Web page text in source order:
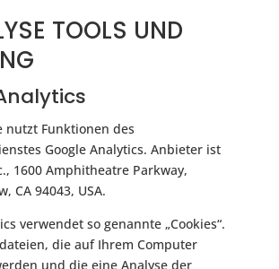
TOOLS UND
nutzt Funktionen des
Google Analytics. Anbieter ist
1600 Amphitheatre Parkway,
CA 94043, USA.
verwendet so genannte „Cookies“.
die auf Ihrem Computer
und die eine Analyse der